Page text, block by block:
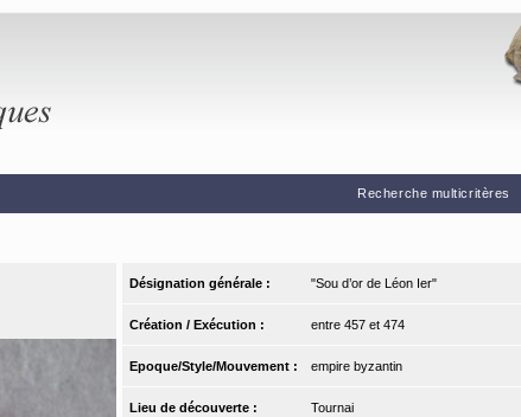
Recherche multicritères
Désignation générale : "Sou d’or de Léon Ier"
Création / Exécution : entre 457 et 474
Epoque/Style/Mouvement : empire byzantin
Lieu de découverte : Tournai